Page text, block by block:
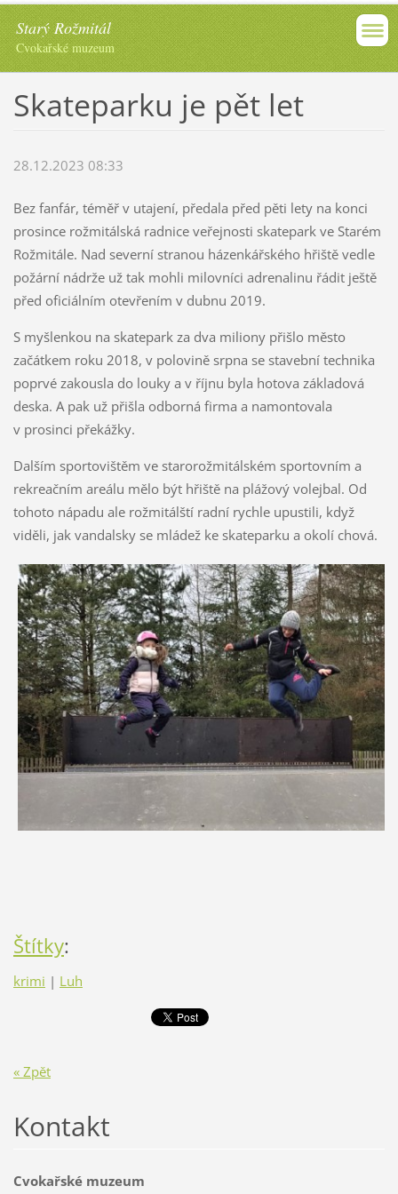
Starý Rožmitál
Cvokařské muzeum
Skateparku je pět let
28.12.2023 08:33
Bez fanfár, téměř v utajení, předala před pěti lety na konci
prosince rožmitálská radnice veřejnosti skatepark ve Starém
Rožmitále. Nad severní stranou házenkářského hřiště vedle
požární nádrže už tak mohli milovníci adrenalinu řádit ještě
před oficiálním otevřením v dubnu 2019.
S myšlenkou na skatepark za dva miliony přišlo město
začátkem roku 2018, v polovině srpna se stavební technika
poprvé zakousla do louky a v říjnu byla hotova základová
deska. A pak už přišla odborná firma a namontovala
v prosinci překážky.
Dalším sportovištěm ve starorožmitálském sportovním a
rekreačním areálu mělo být hřiště na plážový volejbal. Od
tohoto nápadu ale rožmitálští radní rychle upustili, když
viděli, jak vandalsky se mládež ke skateparku a okolí chová.
Štítky:
krimi | Luh
« Zpět
Kontakt
Cvokařské muzeum